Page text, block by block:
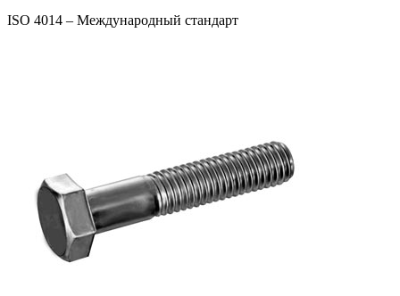
ISO 4014 – Международный стандарт